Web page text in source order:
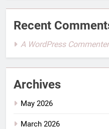
Recent
A WordPress Commenter
Archives
May 2026
March 2026